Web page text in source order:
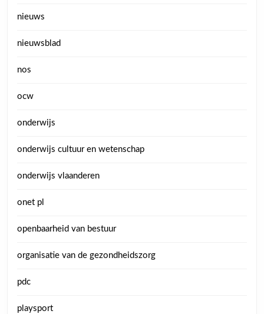
nieuws
nieuwsblad
nos
ocw
onderwijs
onderwijs cultuur en wetenschap
onderwijs vlaanderen
onet pl
openbaarheid van bestuur
organisatie van de gezondheidszorg
pdc
playsport